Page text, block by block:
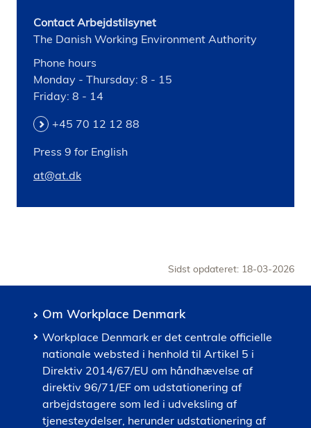
Contact Arbejdstilsynet
The Danish Working Environment Authority
Phone hours
Monday - Thursday: 8 - 15
Friday: 8 - 14
+45 70 12 12 88
Press 9 for English
at@at.dk
Sidst opdateret: 18-03-2026
Om Workplace Denmark
Workplace Denmark er det centrale officielle
nationale websted i henhold til Artikel 5 i
Direktiv 2014/67/EU om håndhævelse af
direktiv 96/71/EF om udstationering af
arbejdstagere som led i udveksling af
tjenesteydelser, herunder udstationering af